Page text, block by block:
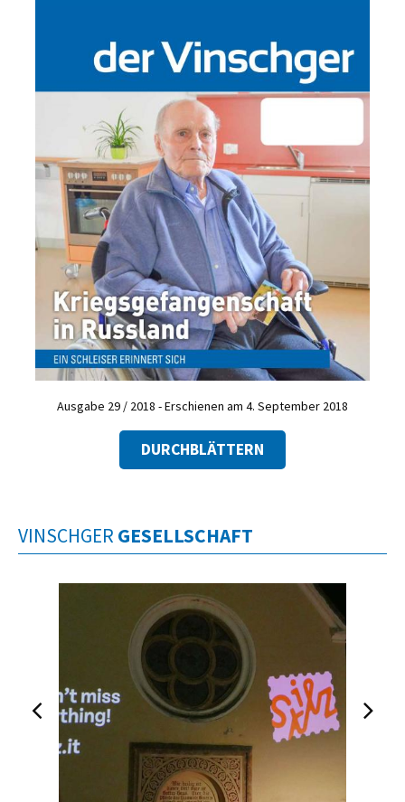
Ausgabe 29 / 2018 - Erschienen am 4. September 2018
DURCHBLÄTTERN
VINSCHGER GESELLSCHAFT